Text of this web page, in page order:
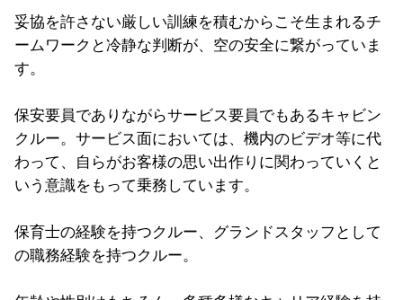
妥協を許さない厳しい訓練を積むからこそ生まれるチ
ームワークと冷静な判断が、空の安全に繋がっていま
す。
保安要員でありながらサービス要員でもあるキャビン
クルー。サービス面においては、機内のビデオ等に代
わって、自らがお客様の思い出作りに関わっていくと
いう意識をもって乗務 しています。
保育士の経験を持つクルー、
グランドスタッフとして
の職務経験を持つクルー。